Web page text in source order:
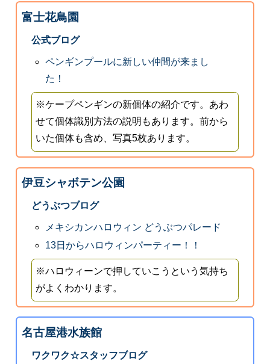
富士花鳥園
公式ブログ
ペンギンプールに新しい仲間が来まし
た！
※ケープペンギンの新個体の紹介です。あわ
せて個体識別方法の説明もあります。前から
いた個体も含め、写真5枚あります。
伊豆シャボテン公園
どうぶつブログ
メキシカンハロウィン どうぶつパレード
13日からハロウィンパーティー！！
※ハロウィーンで押していこうという気持ち
がよくわかります。
名古屋港水族館
ワクワク☆スタッフブログ